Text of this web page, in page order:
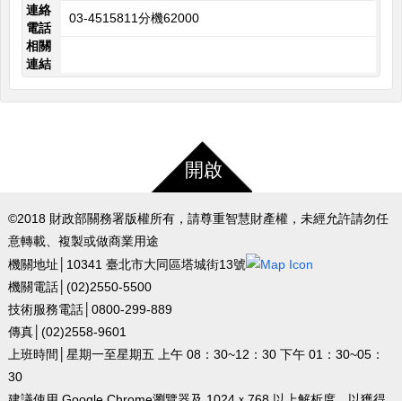
連絡
電話
03-4515811分機62000
相關
連結
開啟
©2018 財政部關務署版權所有，請尊重智慧財產權，未經允許請勿任
意轉載、複製或做商業用途
機關地址│10341 臺北市大同區塔城街13號
機關電話│(02)2550-5500
技術服務電話│0800-299-889
傳真│(02)2558-9601
上班時間│星期一至星期五 上午 08：30~12：30 下午 01：30~05：
30